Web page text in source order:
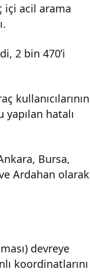
içi acil arama
2 bin 470’i
kullanıcılarının
hatalı
Bursa,
Ardahan olarak
devreye
koordinatlarını